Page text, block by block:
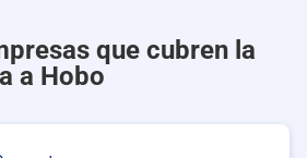
que cubren la
a Hobo